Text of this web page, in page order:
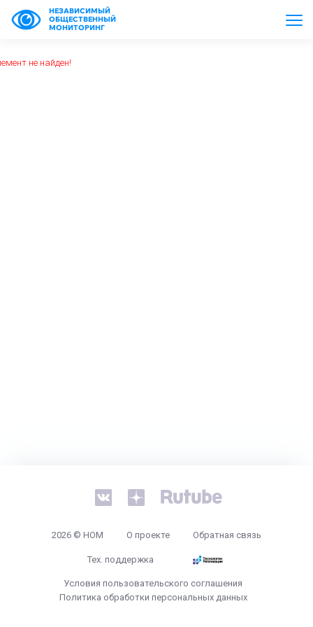
НЕЗАВИСИМЫЙ
ОБЩЕСТВЕННЫЙ
МОНИТОРИНГ
не найден!
2026 © НОМ О проекте Обратная связь
Тех. поддержка
Условия пользовательского соглашения
Политика обработки персональных данных